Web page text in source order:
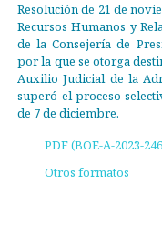
Resolución de 21 de
Recursos Humanos y
de la Consejería de
por la que se otorga
Auxilio Judicial de la
superó el proceso
de 7 de diciembre.
PDF (BOE-A-2023-
Otros formatos